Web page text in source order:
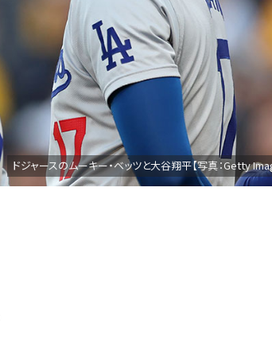
ドジャースのムーキー・ベッツと大谷翔平【写真：Getty